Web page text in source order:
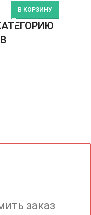
В КОРЗИНУ
заказ